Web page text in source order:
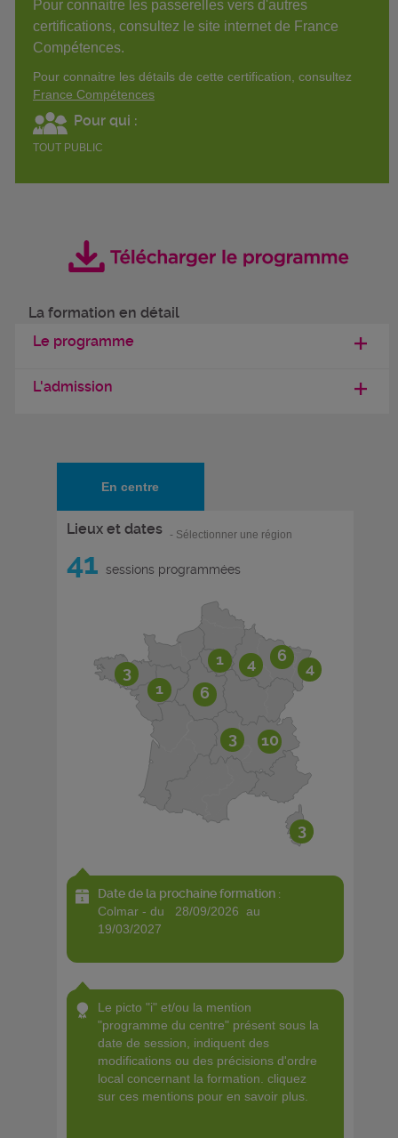
Pour connaitre les passerelles vers d'autres
certifications, consultez le site internet de France
Compétences.
Pour connaitre les détails de cette certification, consultez
France Compétences
Pour qui :
TOUT PUBLIC
La formation en détail
Le programme
L'admission
En centre
Lieux et dates - Sélectionner une région
41 sessions programmées
4
3
3
6
4
3
1
6
1
10
Date de la prochaine formation :
colmar - du 28/09/2026 au
19/03/2027
le picto "i" et/ou la mention
"programme du centre" présent sous la
date de session, indiquent des
modifications ou des précisions d'ordre
local concernant la formation. cliquez
sur ces mentions pour en savoir plus.